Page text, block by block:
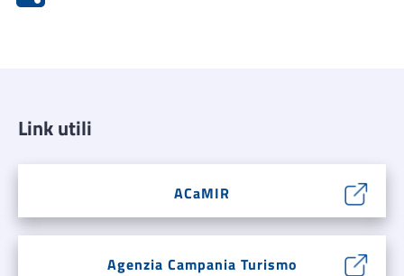
Link utili
ACaMIR
Agenzia Campania Turismo